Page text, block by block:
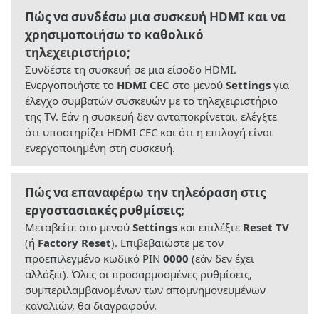
Πώς να συνδέσω μια συσκευή HDMI και να
χρησιμοποιήσω το καθολικό
τηλεχειριστήριο;
Συνδέστε τη συσκευή σε μια είσοδο HDMI.
Ενεργοποιήστε το HDMI CEC στο μενού Settings για
έλεγχο συμβατών συσκευών με το τηλεχειριστήριο
της TV. Εάν η συσκευή δεν ανταποκρίνεται, ελέγξτε
ότι υποστηρίζει HDMI CEC και ότι η επιλογή είναι
ενεργοποιημένη στη συσκευή.
Πώς να επαναφέρω την τηλεόραση στις
εργοστασιακές ρυθμίσεις;
Μεταβείτε στο μενού Settings και επιλέξτε Reset TV
(ή Factory Reset). Επιβεβαιώστε με τον
προεπιλεγμένο κωδικό PIN 0000 (εάν δεν έχει
αλλάξει). Όλες οι προσαρμοσμένες ρυθμίσεις,
συμπεριλαμβανομένων των απομνημονευμένων
καναλιών, θα διαγραφούν.